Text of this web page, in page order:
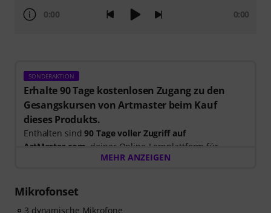
0:00 0:00
SONDERAKTION
Erhalte 90 Tage kostenlosen Zugang zu den
Gesangskursen von Artmaster beim Kauf
dieses Produkts.
Enthalten sind90 Tage voller Zugriff auf
ArtMaster.com , deiner Online-Lernplattform für
modernen Gesangsunterricht und die Entwicklung
MEHR ANZEIGEN
Mikrofonset
3 dynamische Mikrofone